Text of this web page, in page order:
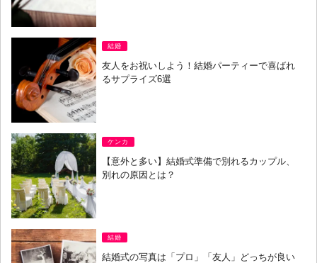
結婚
友人をお祝いしよう！結婚パーティーで喜ばれ
るサプライズ6選
ケンカ
【意外と多い】結婚式準備で別れるカップル、
別れの原因とは？
結婚
結婚式の写真は「プロ」「友人」どっちが良い